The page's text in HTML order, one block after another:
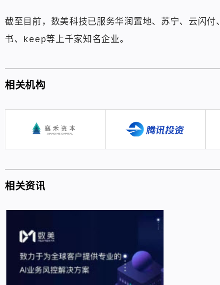
截至目前，数美科技已服务华润置地、苏宁、云闪
书、keep等上千家知名企业。
相关机构
相关资讯